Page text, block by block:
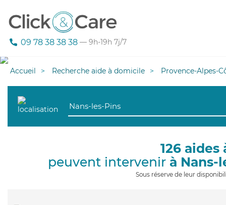
09 78 38 38 38 — 9h-19h 7j/7
Accueil Recherche aide à domicile Provence-Alpes-
126
peuvent intervenir à Nans-
Sous réserve de leur